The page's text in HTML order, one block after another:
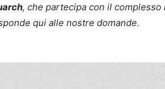
, che partecipa con il
qui alle nostre domande.